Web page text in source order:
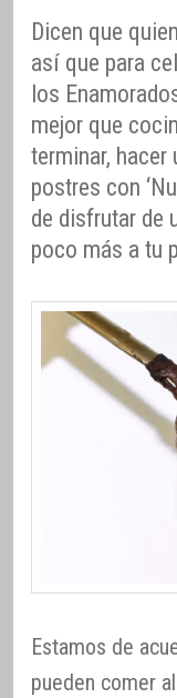
Dicen que
así que para
los
mejor que
terminar, hacer
postres con
de disfrutar de
poco más a tu
Estamos de
pueden comer